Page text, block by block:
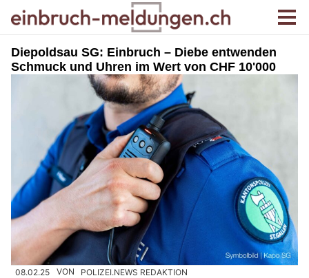
Diepoldsau SG: Einbruch – Diebe entwenden
Schmuck und Uhren im Wert von CHF 10'000
08.02.25 VON POLIZEI.NEWS REDAKTION